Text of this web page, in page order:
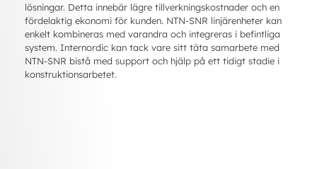
lösningar. Detta innebär lägre tillverkningskostnader och en
fördelaktig ekonomi för kunden. NTN-SNR linjärenheter kan
enkelt kombineras med varandra och integreras i befintliga
system. Internordic kan tack vare sitt täta samarbete med
NTN-SNR bistå med support och hjälp på ett tidigt stadie i
konstruktionsarbetet.